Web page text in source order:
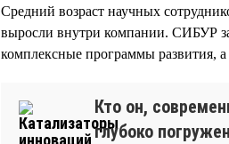
Средний возраст научных
выросли внутри компании. СИБУР
комплексные программы развития,
Кто он,
глубоко